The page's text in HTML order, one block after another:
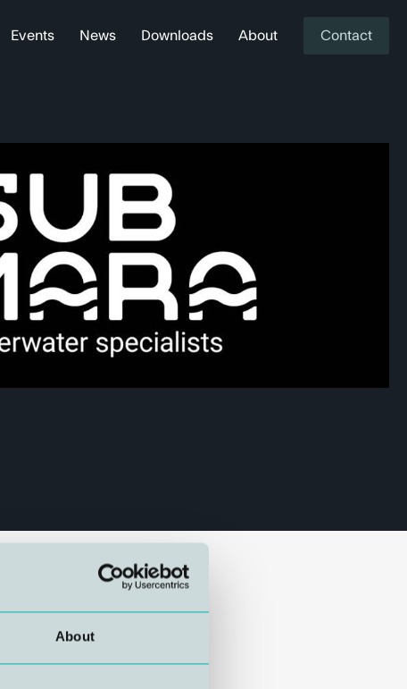
About
Events News Downloads About Contact